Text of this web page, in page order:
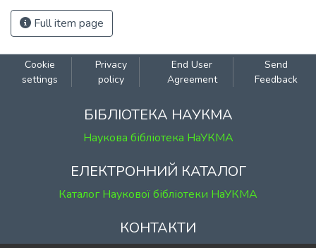
Full item page
Cookie
settings
Privacy
policy
End User
Agreement
Send
Feedback
БІБЛІОТЕКА НАУКМА
Наукова бібліотека НаУКМА
ЕЛЕКТРОННИЙ КАТАЛОГ
Каталог Наукової бібліотеки НаУКМА
КОНТАКТИ